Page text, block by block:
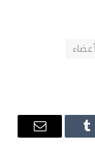
Tumblr
البريد